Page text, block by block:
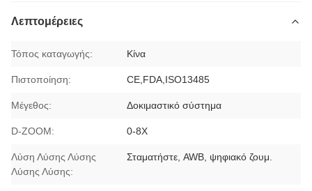
Λεπτομέρειες
Τόπος καταγωγής: Κίνα
Πιστοποίηση: CE,FDA,ISO13485
Μέγεθος: Δοκιμαστικό σύστημα
D-ZOOM: 0-8X
Λύση Λύσης Λύσης
Λύσης Λύσης:
Σταματήστε, AWB, ψηφιακό ζουμ.